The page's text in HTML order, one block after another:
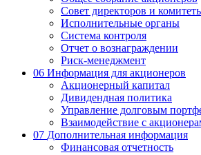
Совет директоров и
Исполнительные органы
Система контроля
Отчет о вознаграждении
Риск-менеджмент
06 Информация для акционеров
Акционерный капитал
Дивидендная политика
Управление долговым
Взаимодействие с
07 Дополнительная информация
Финансовая отчетность